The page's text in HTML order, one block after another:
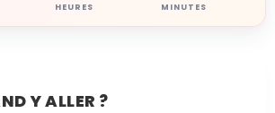
HEURES MINUTES
Y ALLER ?